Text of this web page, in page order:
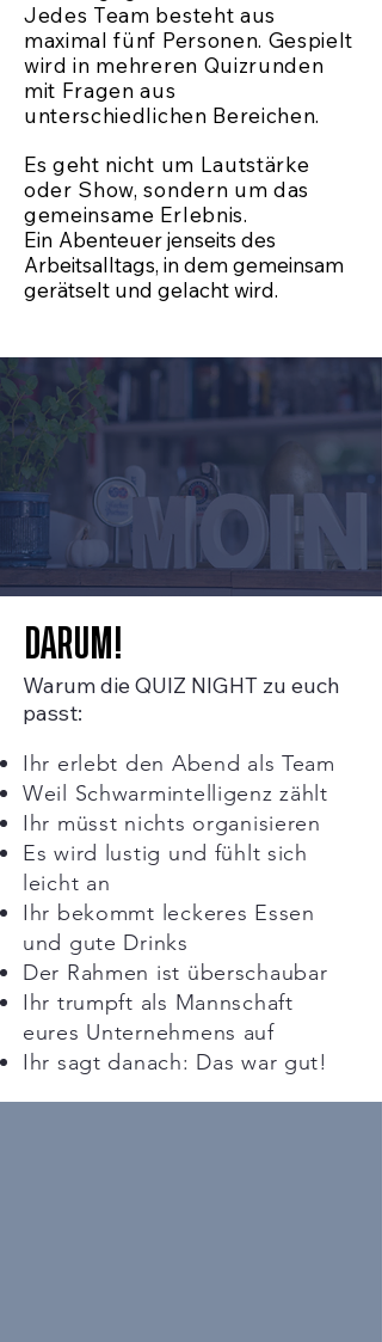
Jedes Team besteht aus
maximal fünf Personen. Gespielt
wird in mehreren Quizrunden
mit Fragen aus
unterschiedlichen Bereichen.
Es geht nicht um Lautstärke
oder Show, sondern um das
gemeinsame Erlebnis.
Ein Abenteuer jenseits des
Arbeitsalltags, in dem gemeinsam
gerätselt und gelacht wird.
DARUM!
Warum die QUIZ NIGHT zu euch
passt:
Ihr erlebt den Abend als Team
Weil Schwarmintelligenz zählt
Ihr müsst nichts organisieren
Es wird lustig und fühlt sich
leicht an
Ihr bekommt leckeres Essen
und gute Drinks
Der Rahmen ist überschaubar
Ihr trumpft als Mannschaft
eures Unternehmens auf
Ihr sagt danach: Das war gut!